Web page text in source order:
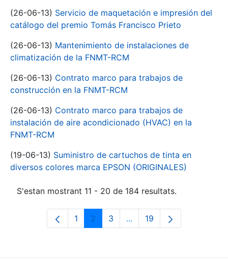
(26-06-13) Servicio de maquetación e impresión del
catálogo del premio Tomás Francisco Prieto
(26-06-13) Mantenimiento de instalaciones de
climatización de la FNMT-RCM
(26-06-13) Contrato marco para trabajos de
construcción en la FNMT-RCM
(26-06-13) Contrato marco para trabajos de
instalación de aire acondicionado (HVAC) en la
FNMT-RCM
(19-06-13) Suministro de cartuchos de tinta en
diversos colores marca EPSON (ORIGINALES)
S'estan mostrant 11 - 20 de 184 resultats.
Pàgina
1 Pàgina
2 Pàgina
3 ...Pàgines intermèdies
Pàgina
19